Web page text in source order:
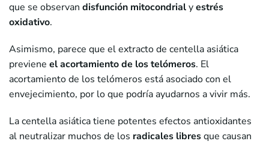
que se observan disfunción mitocondrialyestrés
oxidativo.
Asimismo, parece que el extracto de centella asiática
previene el acortamiento de los telómeros. El
acortamiento de los telómeros está asociado con el
envejecimiento, por lo que podría ayudarnos a vivir más.
La centella asiática tiene potentes efectos antioxidantes
al neutralizar muchos de los radicales libresque causan